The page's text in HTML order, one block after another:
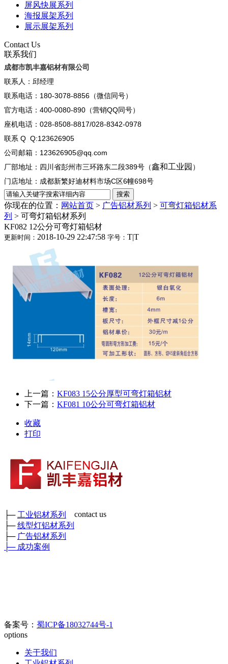
屏风快展系列
海报展架系列
展示展架系列
Contact Us
联系我们
成都市凯丰嘉铝材有限公司
联系人：邱经理
联系电话：180-3078-8856（微信同号）
官方电话：400-0080-890（营销QQ同号）
座机电话：028-8508-8817/028-8342-0978
联系 Q Q:123626905
公司邮箱：123626905@qq.com
厂部地址：四川省彭州市三环路东二段389号（鑫和工业园 ）
门店地址：成都新繁好迪材料市场C区6幢698号
你现在的位置： 网站首页 > 广告铝材系列 > 可弯灯箱铝材系
列 > 可弯灯箱铝材系列
KF082 12公分可弯灯箱铝材
更新时间： 2018-10-29 22:47:58 字号： T|T
上一篇： KF083 15公分厚型可弯灯箱铝材
下一篇： KF081 10公分可弯灯箱铝材
收藏
打印
├─ 工业铝材系列
├─线型灯铝材系列
├─ 广告铝材系列
├─ 成功案例
contact us
备案号： 蜀ICP备18032744号-1
options
关于我们